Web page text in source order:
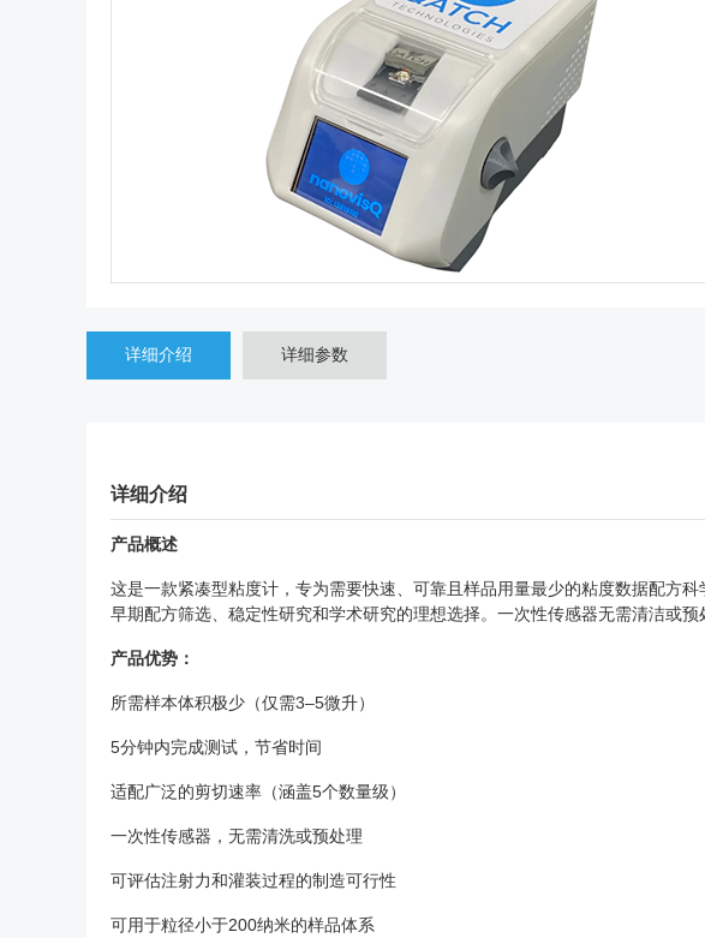
详细介绍 详细参数
详细介绍
产品概述
这是一款紧凑型粘度计，专为需要快速、可靠且样品用量最少的粘度数据配方
早期配方筛选、稳定性研究和学术研究的理想选择。一次性传感器无需清洁或
产品优势：
所需样本体积极少（仅需3–5微升）
5分钟内完成测试，节省时间
适配广泛的剪切速率（涵盖5个数量级）
一次性传感器，无需清洗或预处理
可评估注射力和灌装过程的制造可行性
可用于粒径小于200纳米的样品体系